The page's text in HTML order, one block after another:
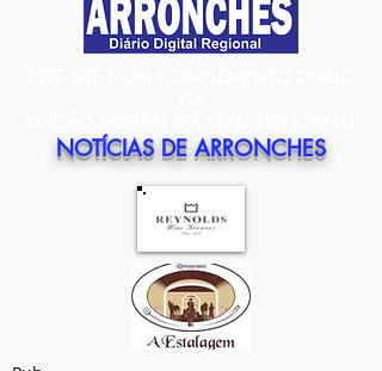
NOTÍCIAS DE ARRONCHES